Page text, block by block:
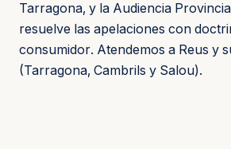
Tarragona, y la Audiencia
resuelve las apelaciones con
consumidor. Atendemos a Reus y
(Tarragona, Cambrils y Salou).